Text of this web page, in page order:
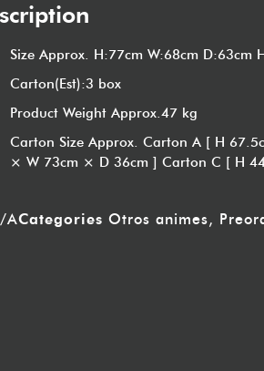
Size Approx. H:77cm W:68cm D:63cm
Carton(Est):3 box
Product Weight Approx.47 kg
Carton Size Approx. Carton A [ H
× W 73cm × D 36cm ] Carton C [ H
ACategories Otros animes,